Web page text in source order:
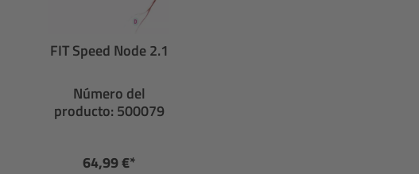
FIT Speed Node 2.1
Número del
producto: 500079
64,99 €*